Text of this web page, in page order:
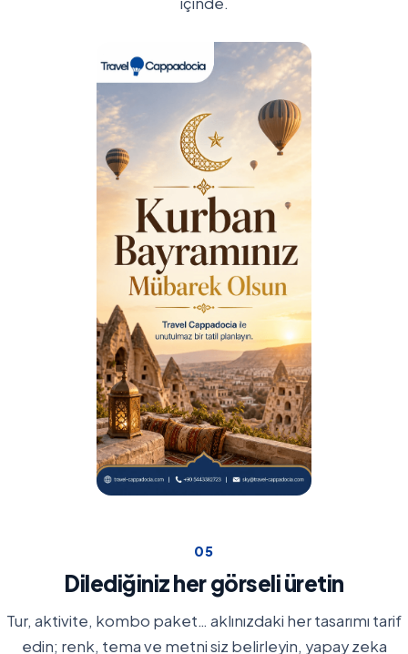
05
Dilediğiniz her görseli üretin
Tur, aktivite, kombo paket… aklınızdaki her tasarımı tarif
edin; renk, tema ve metni siz belirleyin, yapay zeka